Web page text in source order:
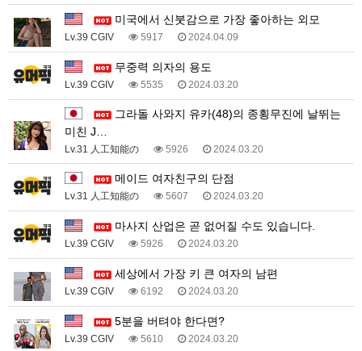
미국에서 신붓감으로 가장 좋아하는 외모
Lv.39 CGIV 5917 2024.04.09
무중력 의자의 용도
Lv.39 CGIV 5535 2024.03.20
미친 J…
Lv.31 人工知能の 5926 2024.03.20
메이드 여자친구의 단점
Lv.31 人工知能の 5607 2024.03.20
마사지 산업은 곧 없어질 수도 있습니다.
Lv.39 CGIV 5926 2024.03.20
세상에서 가장 키 큰 여자의 남편
Lv.39 CGIV 6192 2024.03.20
5분을 버텨야 한다면?
Lv.39 CGIV 5610 2024.03.20